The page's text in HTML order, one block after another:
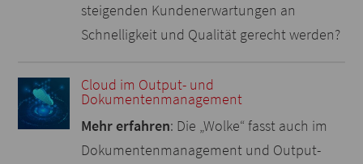
steigenden Kundenerwartungen an
Schnelligkeit und Qualität gerecht werden?
Cloud im Output- und
Dokumentenmanagement
Mehr erfahren: Die „Wolke“ fasst auch im
Dokumentenmanagement und Output-